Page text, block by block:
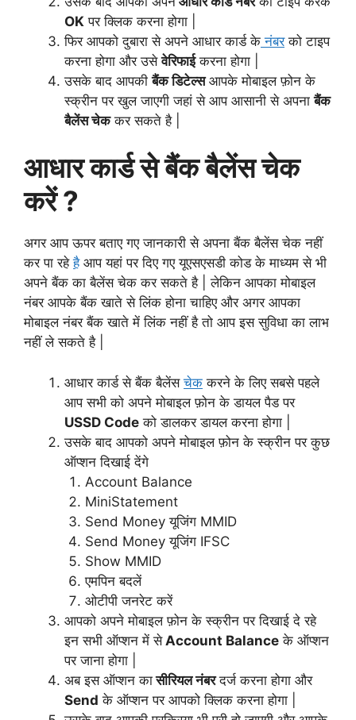
OK पर क्लिक करना होगा |
फिर आपको दुबारा से अपने आधार कार्ड के नंबरको टाइप
करना होगा और उसेवेरिफाईकरना होगा |
उसके बाद आपकीबैंक डिटेल्सआपके मोबाइल फ़ोन के
स्क्रीन पर खुल जाएगी जहां से आप आसानी से अपनाबैंक
बैलेंस चेककर सकते है |
आधार कार्ड से बैंक बैलेंस चेक
करें ?
अगर आप ऊपर बताए गए जानकारी से अपना बैंक बैलेंस चेक नहीं
कर पा रहेहैआप यहां पर दिए गए यूएसएसडी कोड के माध्यम से भी
अपने बैंक का बैलेंस चेक कर सकते है | लेकिन आपका मोबाइल
नंबर आपके बैंक खाते से लिंक होना चाहिए और अगर आपका
मोबाइल नंबर बैंक खाते में लिंक नहीं है तो आप इस सुविधा का लाभ
नहीं ले सकते है |
आधार कार्ड से बैंक बैलेंसचेक करने के लिए सबसे पहले
आप सभी को अपने मोबाइल फ़ोन के डायल पैड पर
USSD Code को डालकर डायल करना होगा |
उसके बाद आपको अपने मोबाइल फ़ोन के स्क्रीन पर कुछ
ऑप्शन दिखाई देंगे
Account Balance
MiniStatement
Send Money यूजिंग MMID
Send Money यूजिंग IFSC
Show MMID
एमपिन बदलें
ओटीपी जनरेट करें
आपको अपने मोबाइल फ़ोन के स्क्रीन पर दिखाई दे रहे
इन सभी ऑप्शन में सेAccount Balance के ऑप्शन
पर जाना होगा |
अब इस ऑप्शन कासीरियल नंबरदर्ज करना होगा और
Send के ऑप्शन पर आपको क्लिक करना होगा |